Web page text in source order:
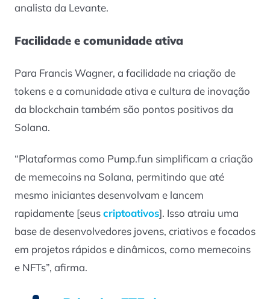
analista da Levante.
Facilidade e comunidade ativa
Para Francis Wagner, a facilidade na criação de
tokens e a comunidade ativa e cultura de inovação
da blockchain também são pontos positivos da
Solana.
“Plataformas como Pump.fun simplificam a criação
de memecoins na Solana, permitindo que até
mesmo iniciantes desenvolvam e lancem
rapidamente [seuscriptoativos]. Isso atraiu uma
base de desenvolvedores jovens, criativos e focados
em projetos rápidos e dinâmicos, como memecoins
e NFTs”, afirma.